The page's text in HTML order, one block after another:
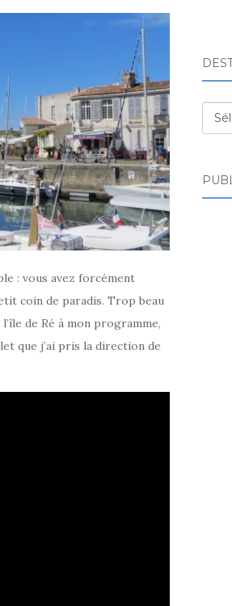
: vous avez forcément
coin de paradis. Trop beau
de Ré à mon programme,
que j’ai pris la direction de